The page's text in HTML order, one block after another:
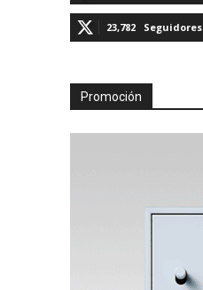
23,782 Seguidores
Promoción